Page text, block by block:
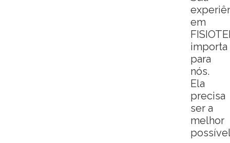
em
importa
para
nós.
Ela
precisa
ser a
melhor